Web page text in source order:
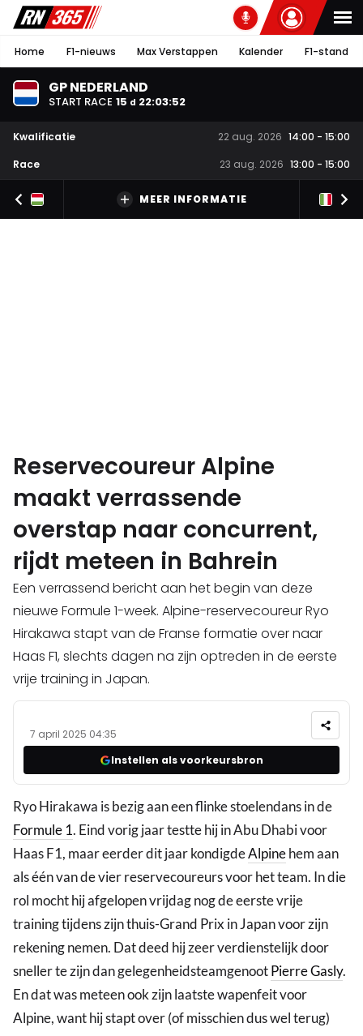
Home F1-nieuws Max Verstappen Kalender F1-stand
GP NEDERLAND
START RACE 15 d 22:03:51
Kwalificatie 22 aug. 2026 14:00 - 15:00
Race
23 aug. 2026 13:00 - 15:00
MEER INFORMATIE
Reservecoureur Alpine
maakt verrassende
overstap naar concurrent,
rijdt meteen in Bahrein
Een verrassend bericht aan het begin van deze
nieuwe Formule 1-week. Alpine-reservecoureur Ryo
Hirakawa stapt van de Franse formatie over naar
Haas F1, slechts dagen na zijn optreden in de eerste
vrije training in Japan.
7 april 2025 04:35
Instellen als voorkeursbron
Ryo Hirakawa is bezig aan een flinke stoelendans in de
Formule 1. Eind vorig jaar testte hij in Abu Dhabi voor
Haas F1, maar eerder dit jaar kondigdeAlpinehem aan
als één van de vier reservecoureurs voor het team. In die
rol mocht hij afgelopen vrijdag nog de eerste vrije
training tijdens zijn thuis-Grand Prix in Japan voor zijn
rekening nemen. Dat deed hij zeer verdienstelijk door
sneller te zijn dan gelegenheidsteamgenootPierre Gasly.
En dat was meteen ook zijn laatste wapenfeit voor
Alpine, want hij stapt over (of misschien dus wel terug)